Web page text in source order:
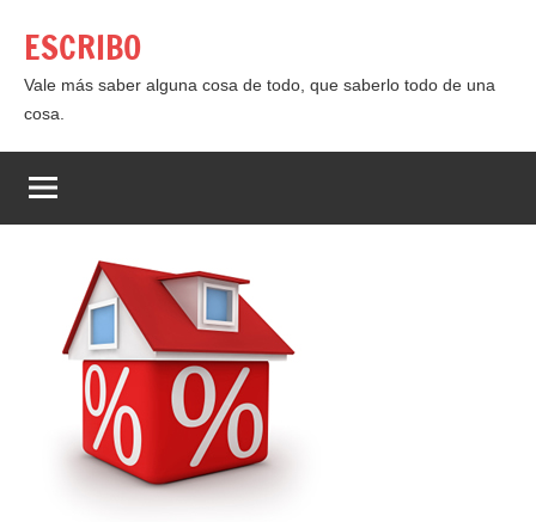
contenido
ESCRIBO
Vale más saber alguna cosa de todo, que saberlo todo de una
cosa.